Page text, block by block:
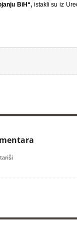
BiH“,istakli su iz